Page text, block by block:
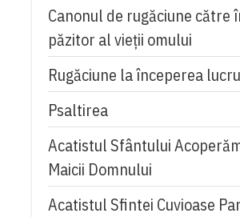
Canonul de rugăciune către
păzitor al vieții omului
Rugăciune la începerea
Psaltirea
Acatistul Sfântului
Maicii Domnului
Acatistul Sfintei Cuvioase